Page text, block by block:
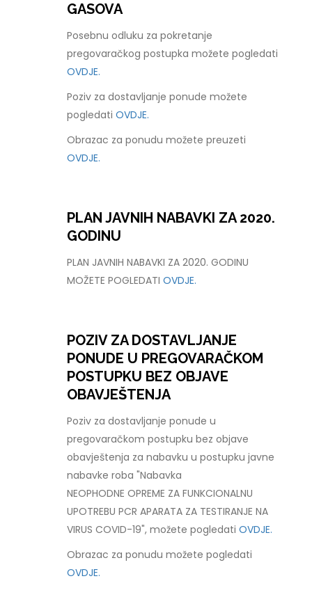
GASOVA
Posebnu odluku za pokretanje
pregovaračkog postupka možete pogledati
OVDJE.
Poziv za dostavljanje ponude možete
pogledatiOVDJE.
Obrazac za ponudu možete preuzeti
OVDJE.
PLAN JAVNIH NABAVKI ZA 2020.
GODINU
PLAN JAVNIH NABAVKI ZA 2020. GODINU
MOŽETE POGLEDATIOVDJE.
POZIV ZA DOSTAVLJANJE
PONUDE U PREGOVARAČKOM
POSTUPKU BEZ OBJAVE
OBAVJEŠTENJA
Poziv za dostavljanje ponude u
pregovaračkom postupku bez objave
obavještenja za nabavku u postupku javne
nabavke roba "Nabavka
NEOPHODNE OPREME ZA FUNKCIONALNU
UPOTREBU PCR APARATA ZA TESTIRANJE NA
VIRUS COVID-19", možete pogledatiOVDJE.
Obrazac za ponudu možete pogledati
OVDJE.